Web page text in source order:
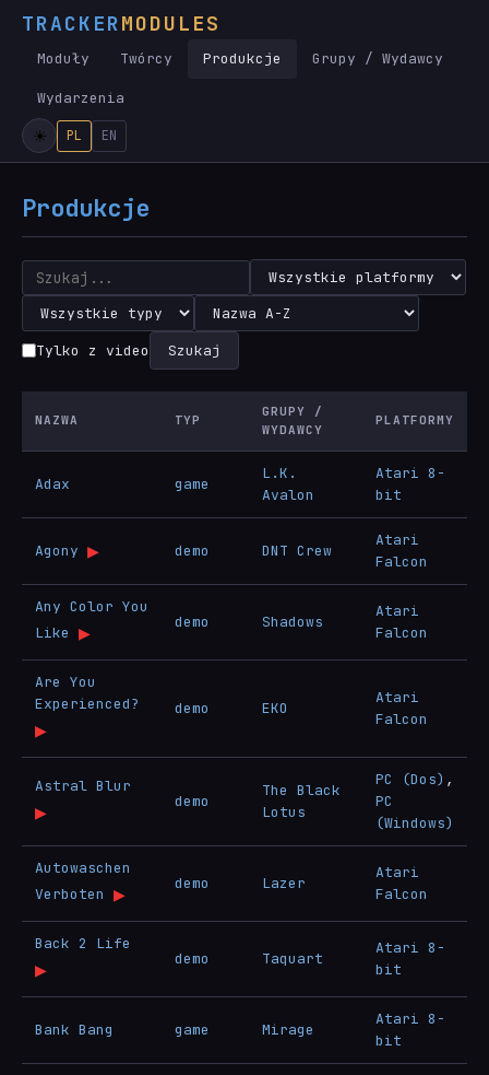
TRACKERMODULES
Moduły Twórcy Produkcje Grupy / Wydawcy
Wydarzenia
PL EN
Produkcje
Tylko z video Szukaj
NAZWA TYP
GRUPY /
WYDAWCY
PLATFORMY
Adax game
L.K.
Avalon
Atari 8-
bit
Agony ▶ demo DNT Crew
Atari
Falcon
Any Color You
Like ▶ demo Shadows
Atari
Falcon
Are You
Experienced?
▶
demo EKO
Atari
Falcon
Astral Blur
▶ demo
The Black
Lotus
PC (Dos) ,
PC
(Windows)
Autowaschen
Verboten ▶ demo Lazer
Atari
Falcon
Back 2 Life
▶ demo Taquart
Atari 8-
bit
Bank Bang game Mirage
Atari 8-
bit